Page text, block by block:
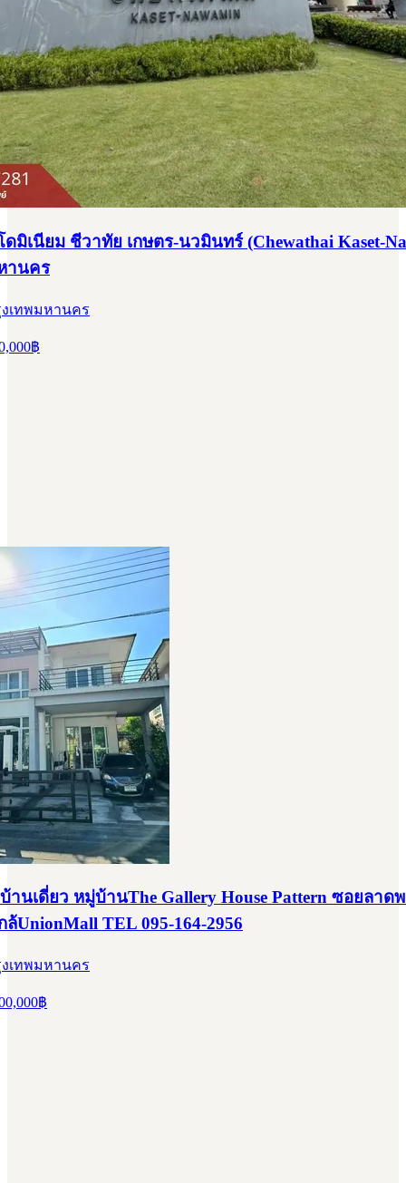
มิเนียม ชีวาทัย เกษตร-นวมินทร์ (Chewathai Kaset-
านคร
เทพมหานคร
฿
านเดี่ยว หมู่บ้านThe Gallery House Pattern ซอยลาด
ล้UnionMall TEL 095-164-2956
เทพมหานคร
฿